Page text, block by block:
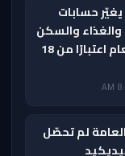
حسابات
والسكن
قد تدخل تقييم العبء العام اعتبارًا من 18
لم تحصّل